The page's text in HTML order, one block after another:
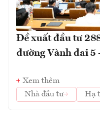
Đề xuất đầu tư
đường Vành đai 5
Xem thêm
Nhà đầu tư
Hạ